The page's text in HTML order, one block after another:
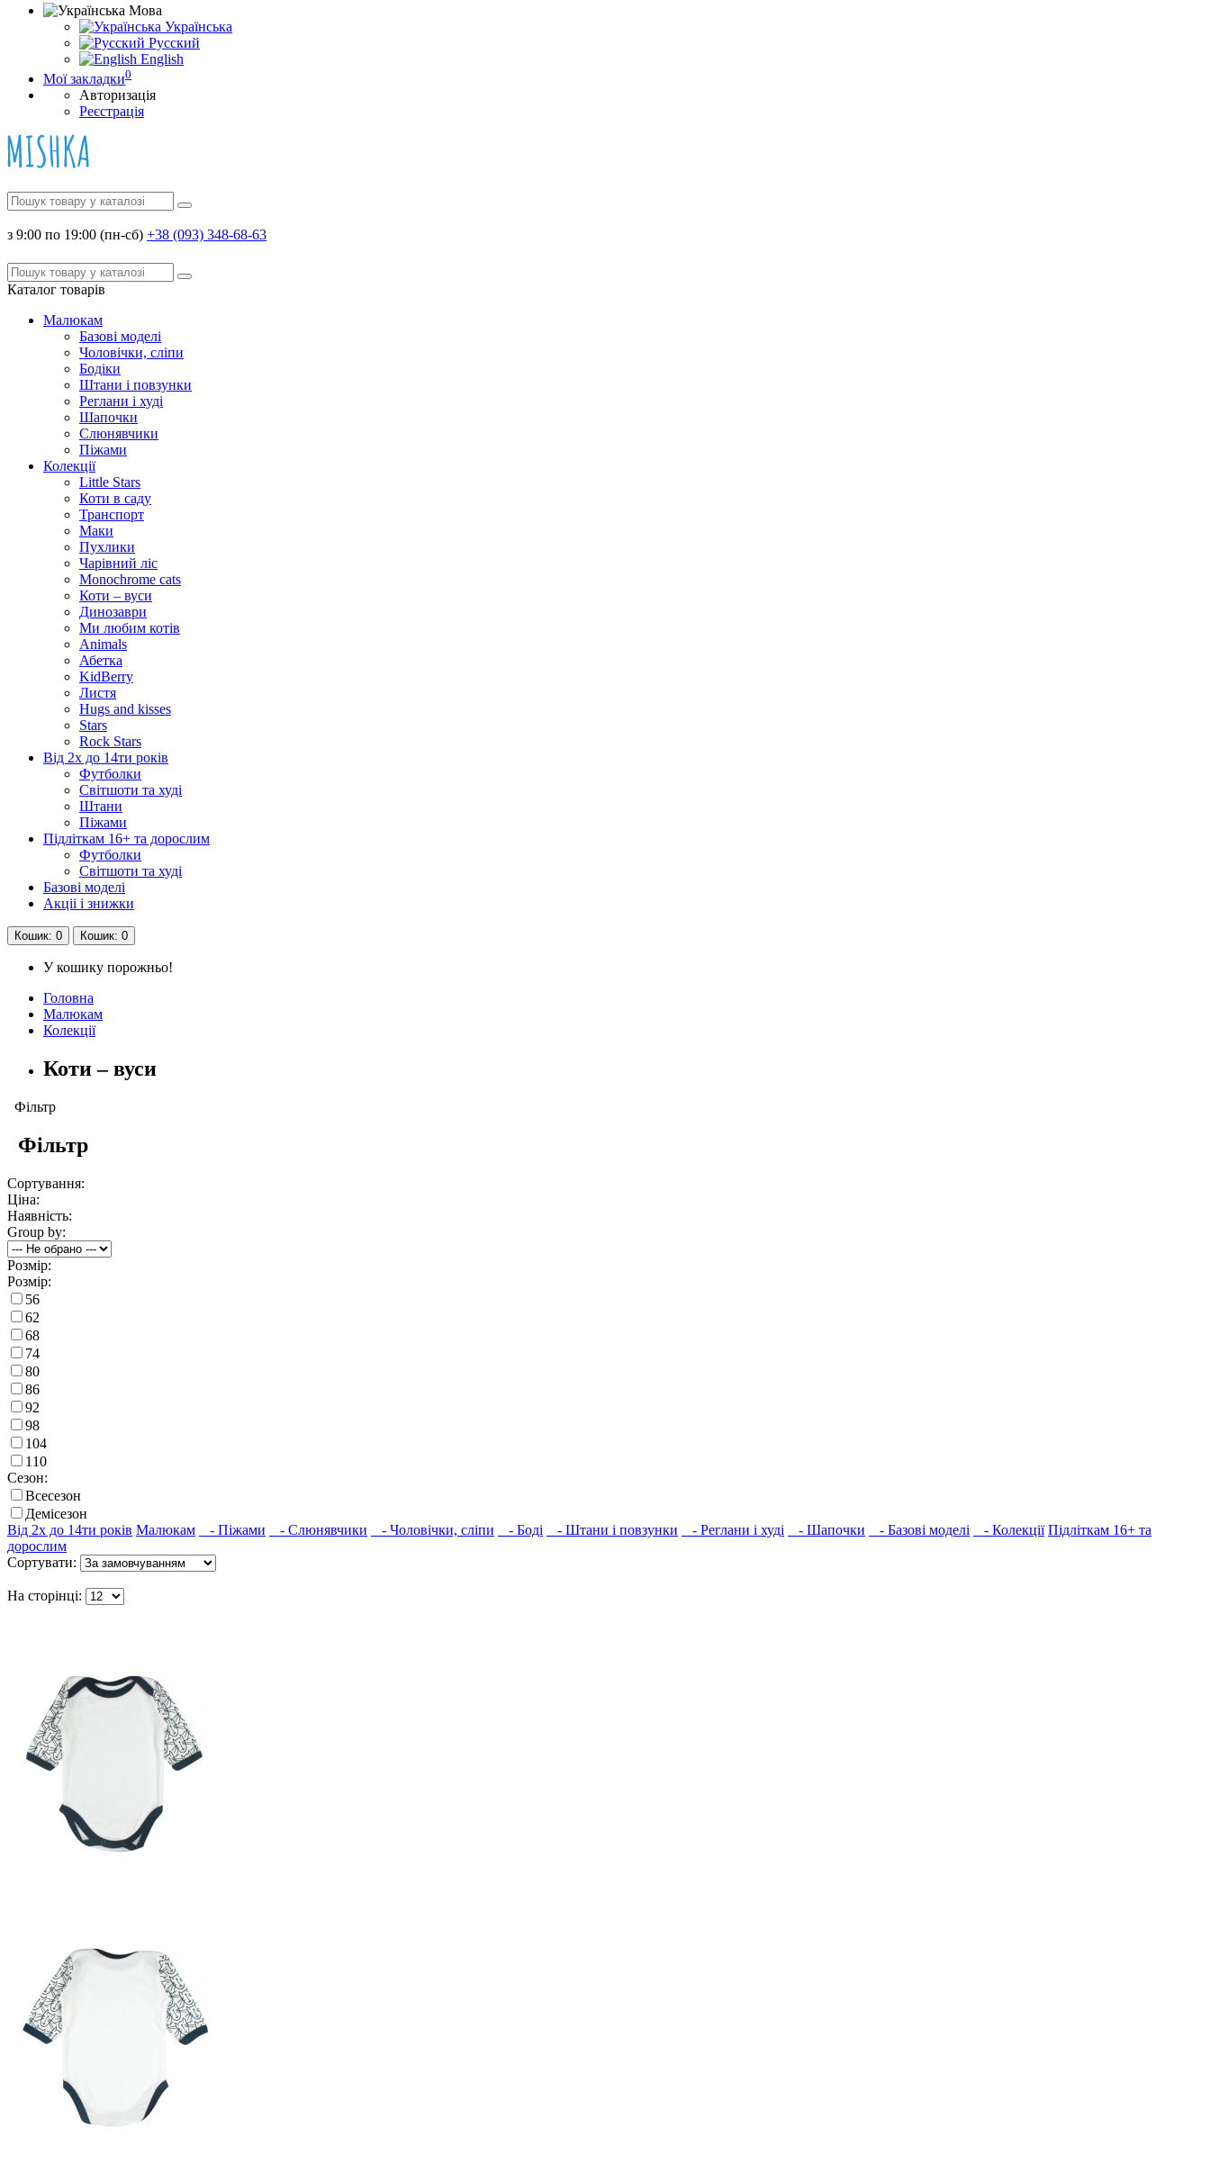
Мова
Українська
Русский
English
Мої закладки0
Авторизація
Реєстрація
з 9:00 по 19:00 (пн-сб) +38 (093) 348-68-63
Каталог товарів
Малюкам
Базові моделі
Чоловічки, сліпи
Бодіки
Штани і повзунки
Реглани і худі
Шапочки
Слюнявчики
Піжами
Колекції
Little Stars
Коти в саду
Транспорт
Маки
Пухлики
Чарівний ліс
Monochrome cats
Коти – вуси
Динозаври
Ми любим котів
Animals
Абетка
KidBerry
Листя
Hugs and kisses
Stars
Rock Stars
Від 2х до 14ти років
Футболки
Світшоти та худі
Штани
Піжами
Підліткам 16+ та дорослим
Футболки
Світшоти та худі
Базові моделі
Акціі і знижки
Кошик: 0 Кошик: 0
У кошику порожньо!
Головна
Малюкам
Колекції
Коти – вуси
Фільтр
Фільтр
Сортування:
Ціна:
Наявність:
Group by:
Розмір:
Розмір:
56
62
68
74
80
86
92
98
104
110
Сезон:
Всесезон
Демісезон
Від 2х до 14ти років Малюкам - Піжами - Слюнявчики - Чоловічки, сліпи - Боді - Штани і повзунки - Реглани і худі - Шапочки - Базові моделі - Колекції Підліткам 16+ та
дорослим
Сортувати:
На сторінці: